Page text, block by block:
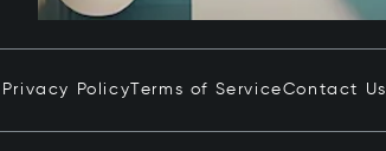
Privacy Policy Terms of ServiceContact Us